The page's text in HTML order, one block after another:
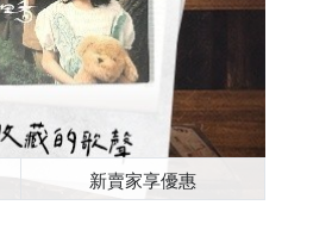
新賣家享優惠